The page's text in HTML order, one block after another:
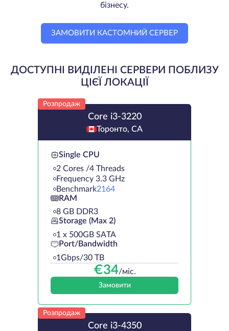
бізнесу.
ЗАМОВИТИ КАСТОМНИЙ СЕРВЕР
ДОСТУПНІ ВИДІЛЕНІ СЕРВЕРИ ПОБЛИЗУ
ЦІЄЇ ЛОКАЦІЇ
Розпродаж
Core i3-3220
Торонто, CA
Single CPU
2 Cores /4 Threads
Frequency 3.3 GHz
Benchmark2164
RAM
8 GB DDR3
Storage (Max 2)
1 х 500GB SATA
Port/Bandwidth
1Gbps/30 TB
€34/міс.
Замовити
Розпродаж
Core i3-4350